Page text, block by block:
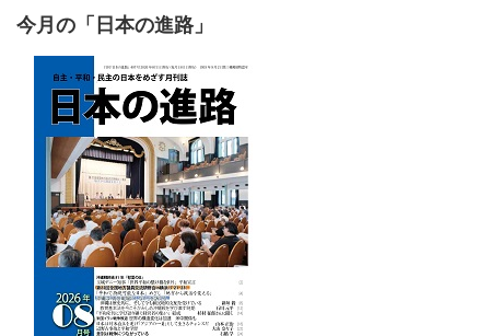
今月の「日本の進路」